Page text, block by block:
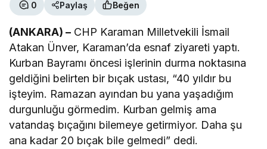
0 Paylaş Beğen
(ANKARA) – CHP Karaman Milletvekili İsmail
Atakan Ünver, Karaman’da esnaf ziyareti yaptı.
Kurban Bayramı öncesi işlerinin durma noktasına
geldiğini belirten bir bıçak ustası, “40 yıldır bu
işteyim. Ramazan ayından bu yana yaşadığım
durgunluğu görmedim. Kurban gelmiş ama
vatandaş bıçağını bilemeye getirmiyor. Daha şu
ana kadar 20 bıçak bile gelmedi” dedi.